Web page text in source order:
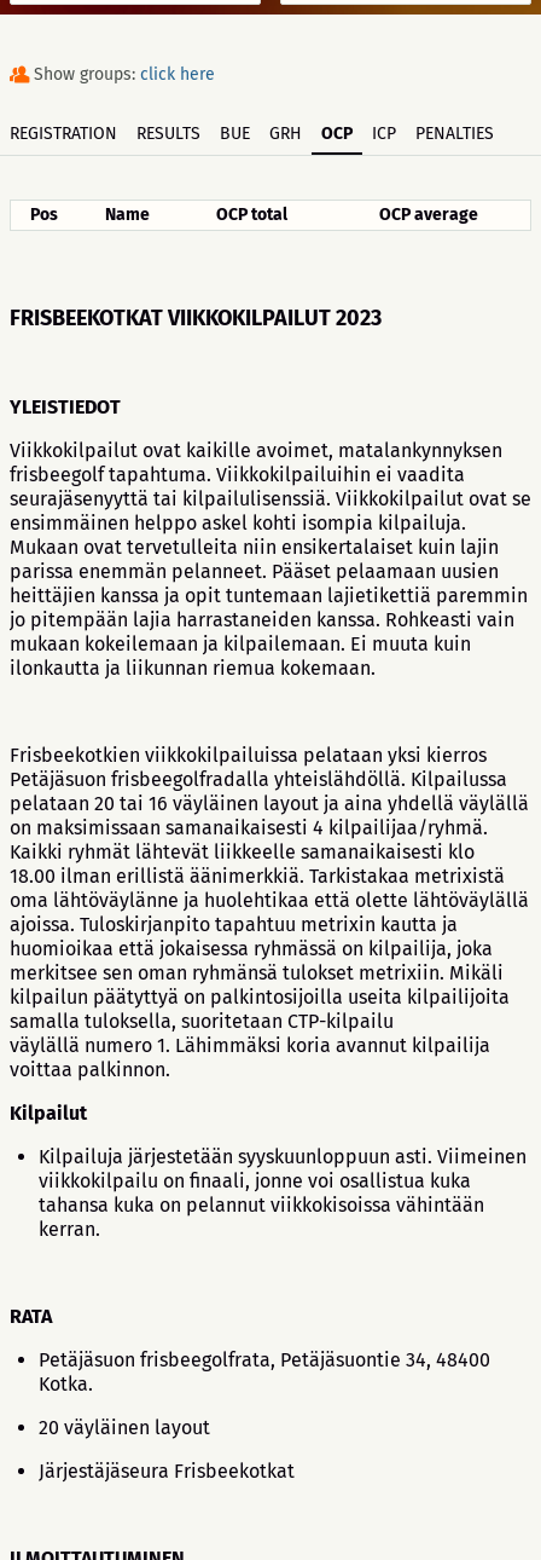
Show groups: click here
REGISTRATION RESULTS BUE GRH OCP ICP PENALTIES
Pos Name OCP total OCP average
FRISBEEKOTKAT VIIKKOKILPAILUT 2023
YLEISTIEDOT
Viikkokilpailut ovat kaikille avoimet, matalankynnyksen
frisbeegolf tapahtuma. Viikkokilpailuihin ei vaadita
seurajäsenyyttä tai kilpailulisenssiä. Viikkokilpailut ovat se
ensimmäinen helppo askel kohti isompia kilpailuja.
Mukaan ovat tervetulleita niin ensikertalaiset kuin lajin
parissa enemmän pelanneet. Pääset pelaamaan uusien
heittäjien kanssa ja opit tuntemaan lajietikettiä paremmin
jo pitempään lajia harrastaneiden kanssa. Rohkeasti vain
mukaan kokeilemaan ja kilpailemaan. Ei muuta kuin
ilonkautta ja liikunnan riemua kokemaan.
Frisbeekotkien viikkokilpailuissa pelataan yksi kierros
Petäjäsuon frisbeegolfradalla yhteislähdöllä. Kilpailussa
pelataan 20 tai 16 väyläinen layout ja aina yhdellä väylällä
on maksimissaan samanaikaisesti 4 kilpailijaa/ryhmä.
Kaikki ryhmät lähtevät liikkeelle samanaikaisesti klo
18.00 ilman erillistä äänimerkkiä. Tarkistakaa metrixistä
oma lähtöväylänne ja huolehtikaa että olette lähtöväylällä
ajoissa. Tuloskirjanpito tapahtuu metrixin kautta ja
huomioikaa että jokaisessa ryhmässä on kilpailija, joka
merkitsee sen oman ryhmänsä tulokset metrixiin. Mikäli
kilpailun päätyttyä on palkintosijoilla useita kilpailijoita
samalla tuloksella, suoritetaan CTP-kilpailu
väylällä numero 1. Lähimmäksi koria avannut kilpailija
voittaa palkinnon.
Kilpailut
Kilpailuja järjestetään syyskuunloppuun asti. Viimeinen
viikkokilpailu on finaali, jonne voi osallistua kuka
tahansa kuka on pelannut viikkokisoissa vähintään
kerran.
RATA
Petäjäsuon frisbeegolfrata, Petäjäsuontie 34, 48400
Kotka.
20 väyläinen layout
Järjestäjäseura Frisbeekotkat